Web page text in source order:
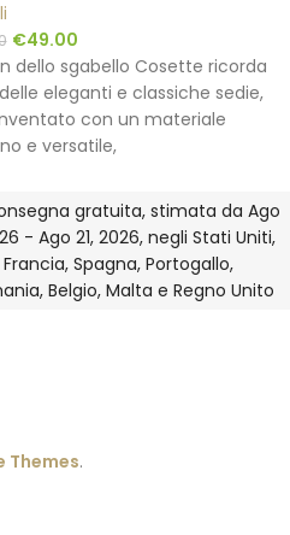
€49.00
dello sgabello Cosette ricorda
eleganti e classiche sedie,
con un materiale
e versatile,
gratuita, stimata da Ago
- Ago 21, 2026, negli Stati Uniti,
Spagna, Portogallo,
Belgio, Malta e Regno Unito
Themes.